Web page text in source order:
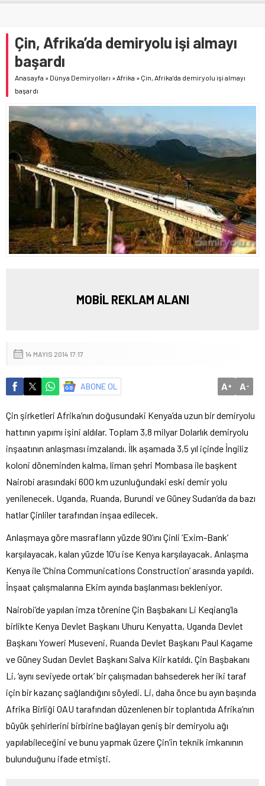
Çin, Afrika’da demiryolu işi almayı
başardı
Anasayfa » Dünya Demiryolları » Afrika » Çin, Afrika’da demiryolu işi almayı
başardı
MOBİL REKLAM ALANI
14 MAYIS 2014 17:17
ABONE OL A+ A-
Çin şirketleri Afrika’nın doğusundaki Kenya’da uzun bir demiryolu
hattının yapımı işini aldılar. Toplam 3,8 milyar Dolarlık demiryolu
inşaatının anlaşması imzalandı. İlk aşamada 3,5 yıl içinde İngiliz
koloni döneminden kalma, liman şehri Mombasa ile başkent
Nairobi arasındaki 600 km uzunluğundaki eski demir yolu
yenilenecek. Uganda, Ruanda, Burundi ve Güney Sudan’da da bazı
hatlar Çinliler tarafından inşaa edilecek.
Anlaşmaya göre masrafların yüzde 90’ını Çinli ‘Exim-Bank’
karşılayacak, kalan yüzde 10’u ise Kenya karşılayacak. Anlaşma
Kenya ile ‘China Communications Construction’ arasında yapıldı.
İnşaat çalışmalarına Ekim ayında başlanması bekleniyor.
Nairobi’de yapılan imza törenine Çin Başbakanı Li Keqiang’la
birlikte Kenya Devlet Başkanı Uhuru Kenyatta, Uganda Devlet
Başkanı Yoweri Museveni, Ruanda Devlet Başkanı Paul Kagame
ve Güney Sudan Devlet Başkanı Salva Kiir katıldı. Çin Başbakanı
Li, ‘aynı seviyede ortak’ bir çalışmadan bahsederek her iki taraf
için bir kazanç sağlandığını söyledi. Li, daha önce bu ayın başında
Afrika Birliği OAU tarafından düzenlenen bir toplantıda Afrika’nın
büyük şehirlerini birbirine bağlayan geniş bir demiryolu ağı
yapılabileceğini ve bunu yapmak üzere Çin’in teknik imkanının
bulunduğunu ifade etmişti.